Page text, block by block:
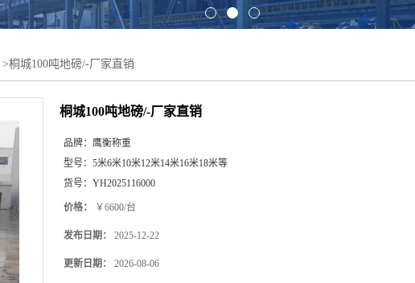
>桐城100吨地磅/-厂家直销
桐城100吨地磅/-厂家直销
品牌： 鹰衡称重
型号： 5米6米10米12米14米16米18米等
货号： YH2025116000
价格： ￥6600/台
发布日期： 2025-12-22
更新日期： 2026-08-06